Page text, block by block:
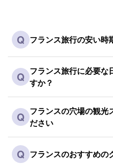
Q フランス旅行の安い時
Q フランス旅行に必要な
すか？
Q フランスの穴場の観光
ださい
Q フランスのおすすめの